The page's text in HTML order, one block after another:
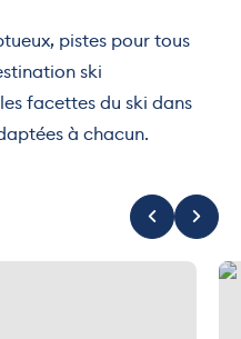
pistes pour tous
ski
facettes du ski dans
à chacun.
d’Arbois